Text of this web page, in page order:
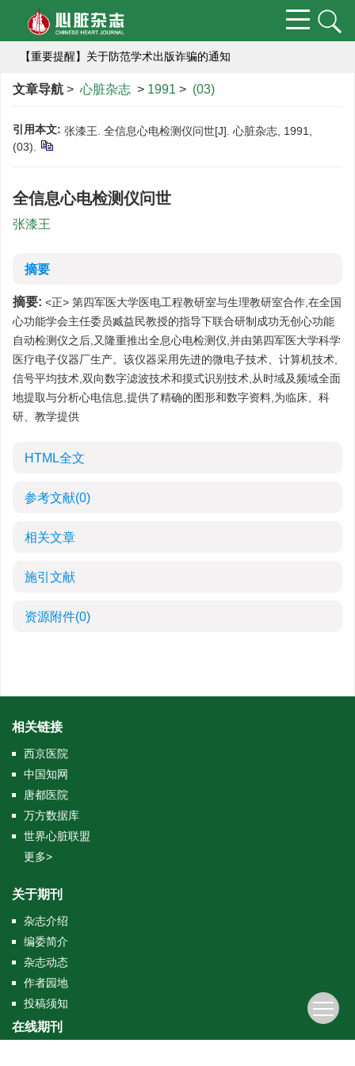
为推动学术期刊科研诚信建设
【重要提醒】关于防范学术出版诈骗的通知
航空航天心血管医学研究栏目向您约稿啦！
文章导航 > 心脏杂志 > 1991 > (03)
引用本文: 张漆王. 全信息心电检测仪问世[J]. 心脏杂志, 1991,
(03).
全信息心电检测仪问世
张漆王
摘要
摘要: <正> 第四军医大学医电工程教研室与生理教研室合作,在全国
心功能学会主任委员臧益民教授的指导下联合研制成功无创心功能
自动检测仪之后,又隆重推出全息心电检测仪,并由第四军医大学科学
医疗电子仪器厂生产。该仪器采用先进的微电子技术、计算机技术,
信号平均技术,双向数字滤波技术和摸式识别技术,从时域及频域全面
地提取与分析心电信息,提供了精确的图形和数字资料,为临床、科
研、教学提供
HTML全文
参考文献(0)
相关文章
施引文献
资源附件(0)
相关链接
西京医院
中国知网
唐都医院
万方数据库
世界心脏联盟
更多>
关于期刊
杂志介绍
编委简介
杂志动态
作者园地
投稿须知
在线期刊